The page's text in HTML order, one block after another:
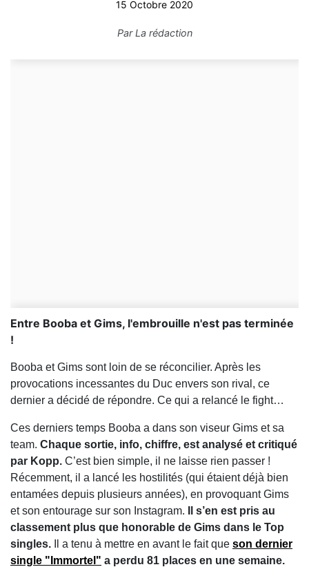
15 Octobre 2020
ParLa rédaction
Entre Booba et Gims, l'embrouille n'est pas terminée
!
Booba et Gims sont loin de se réconcilier. Après les
provocations incessantes du Duc envers son rival, ce
dernier a décidé de répondre. Ce qui a relancé le fight…
Ces derniers temps Booba a dans son viseur Gims et sa
team. Chaque sortie, info, chiffre, est analysé et critiqué
par Kopp. C’est bien simple, il ne laisse rien passer !
Récemment, il a lancé les hostilités (qui étaient déjà bien
entamées depuis plusieurs années), en provoquant Gims
et son entourage sur son Instagram. Il s’en est pris au
classement plus que honorable de Gims dans le Top
singles.
Il a tenu à mettre en avant le fait que son dernier
single "Immortel" a perdu 81 places en une semaine.